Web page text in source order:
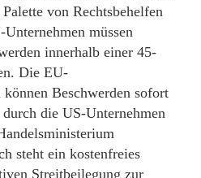
von Rechtsbehelfen
müssen
innerhalb einer 45-
Die EU-
können Beschwerden sofort
die US-Unternehmen
steht ein kostenfreies
Streitbeilegung zur